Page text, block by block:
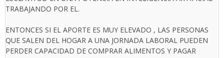
TRABAJANDO POR EL.
ENTONCES SI EL APORTE ES MUY ELEVADO , LAS PERSONAS
QUE SALEN DEL HOGAR A UNA JORNADA LABORAL PUEDEN
PERDER CAPACIDAD DE COMPRAR ALIMENTOS Y PAGAR